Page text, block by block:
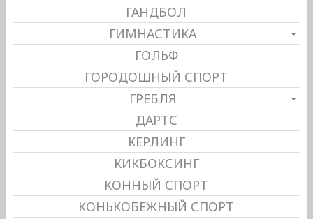
ГАНДБОЛ
ГИМНАСТИКА
ГОЛЬФ
ГОРОДОШНЫЙ СПОРТ
ГРЕБЛЯ
ДАРТС
КЕРЛИНГ
КИКБОКСИНГ
КОННЫЙ СПОРТ
КОНЬКОБЕЖНЫЙ СПОРТ